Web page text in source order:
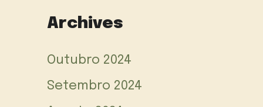
Archives
Outubro 2024
Setembro 2024